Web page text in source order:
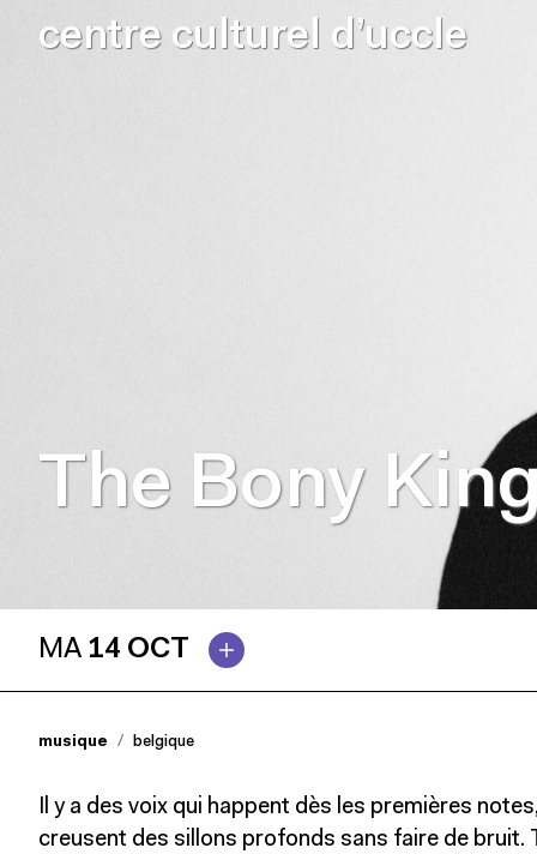
centre culturel d’uccle
The Bony
MA 14 OCT
musique belgique
Il y a des voix qui happent dès les premières
creusent des sillons profonds sans faire de bruit.